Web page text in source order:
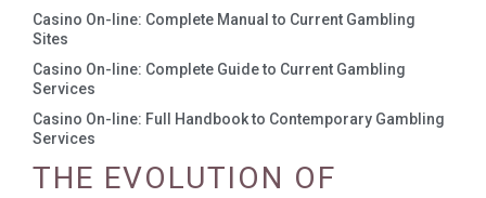
Casino On-line: Complete Manual to Current Gambling
Sites
Casino On-line: Complete Guide to Current Gambling
Services
Casino On-line: Full Handbook to Contemporary Gambling
Services
THE EVOLUTION OF